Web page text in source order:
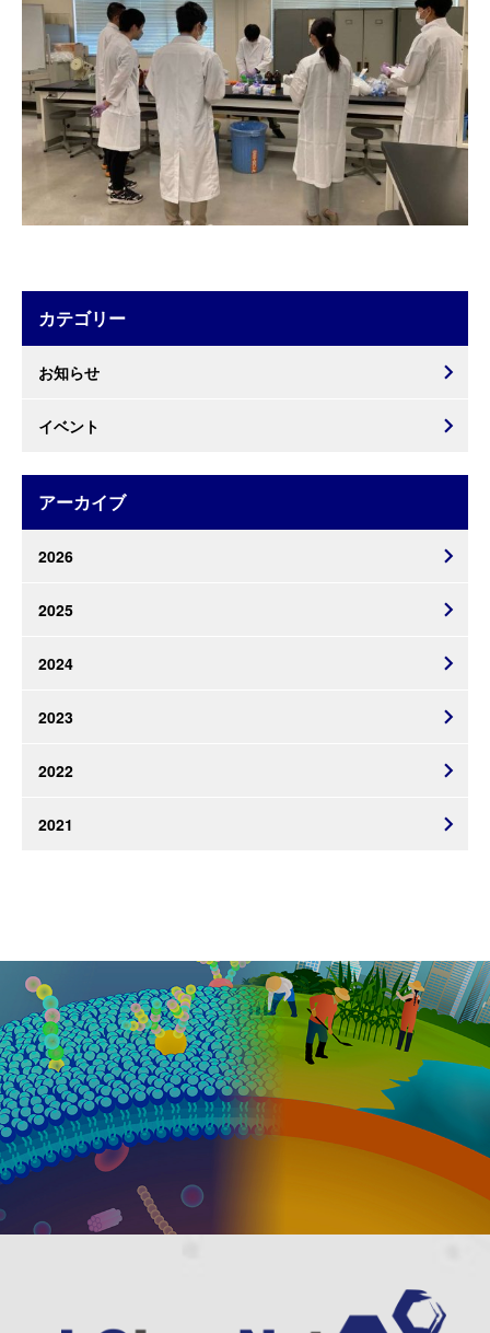
カテゴリー
お知らせ
イベント
アーカイブ
2026
2025
2024
2023
2022
2021